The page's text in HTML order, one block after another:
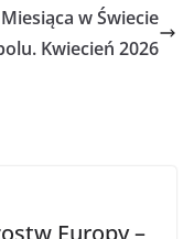
w Świecie
Kwiecień 2026
Europy –